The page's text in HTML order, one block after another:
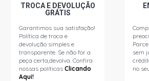
TROCA E DEVOLUÇÃO
GRÁTIS
Garantimos sua satisfação!
Política de troca e
devolução simples e
transparente. Se não for a
peça certa,devolva. Confira
nossas políticasClicando
Aqui!
sem
no